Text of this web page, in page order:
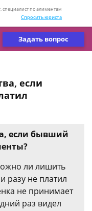
по алиментам
Спросить юриста
Задать вопрос
если
если бывший
ли лишить
разу не платил
не принимает
раз видел